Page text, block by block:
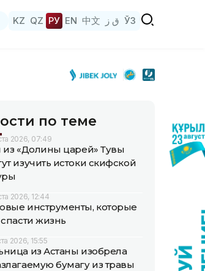
KZ QZ РУ EN 中文 ق ز ЎЗ
по теме
2026, 07:49
из «Долины царей» Тувы
изучить истоки скифской
2026, 12:44
инструменты, которые
жизнь
2026, 15:55
из Астаны изобрела
бумагу из травы